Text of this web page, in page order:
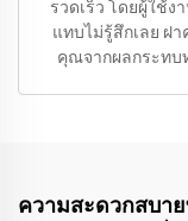
รวดเร็ว โดยผู้ใช้
แทบไม่รู้สึกเลย ฝ
คุณจากผลกระทบ
ความสะดวกสบา